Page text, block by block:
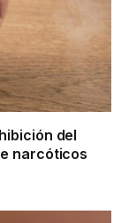
del
narcóticos